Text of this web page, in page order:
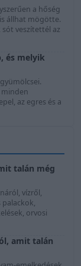
a hőség
állhat mögötte.
veszítettél az
és melyik
minden
az egres és a
talán még
vízről,
orvosi
amit talán